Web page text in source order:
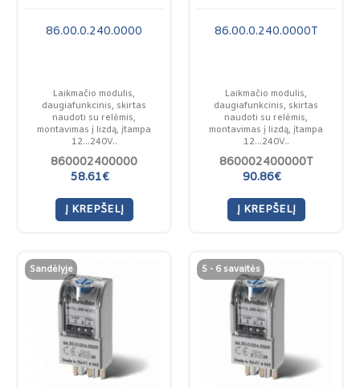
86.00.0.240.0000
Laikmačio modulis,
daugiafunkcinis, skirtas
naudoti su relėmis,
montavimas į lizdą, įtampa
12...240V..
860002400000
58.61€
Į KREPŠELĮ
86.00.0.240.0000T
Laikmačio modulis,
daugiafunkcinis, skirtas
naudoti su relėmis,
montavimas į lizdą, įtampa
12...240V..
860002400000T
90.86€
Į KREPŠELĮ
Sandėlyje 5 - 6 savaitės